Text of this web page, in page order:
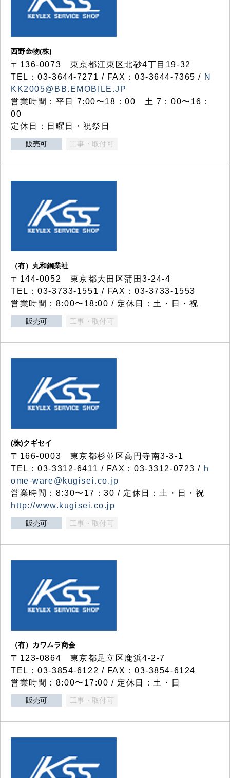
西野金物(株)
〒136-0073 東京都江東区北砂4丁目19-32
TEL：03‐3644‐7271 / FAX：03-3644-7365 / N
KK2005@BB.EMOBILE.JP
営業時間：平日 7:00〜18：00 土 7：00〜16：
00
定休日：日曜日・祝祭日
販売可 工事・取付可
（有）丸和鋼業社
〒144-0052 東京都大田区蒲田3-24-4
TEL：03-3733-1551 / FAX：03-3733-1553
営業時間：8:00〜18:00 / 定休日：土・日・祝
販売可 工事・取付可
(株)クギセイ
〒166-0003 東京都杉並区高円寺南3-3-1
TEL：03-3312-6411 / FAX：03-3312-0723 / h
ome-ware@kugisei.co.jp
営業時間：8:30〜17：30 / 定休日：土・日・祝
http://www.kugisei.co.jp
販売可 工事・取付可
（有）カワムラ商会
〒123-0864 東京都足立区鹿浜4-2-7
TEL：03-3854-6122 / FAX：03-3854-6124
営業時間：8:00〜17:00 / 定休日：土・日
販売可 工事・取付可